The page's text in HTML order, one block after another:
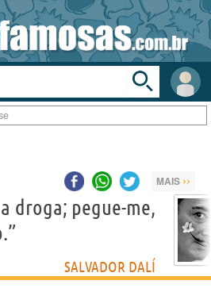
Área
do
Toggle
search
bar
MAIS ››
droga; pegue-me,
SALVADOR DALÍ